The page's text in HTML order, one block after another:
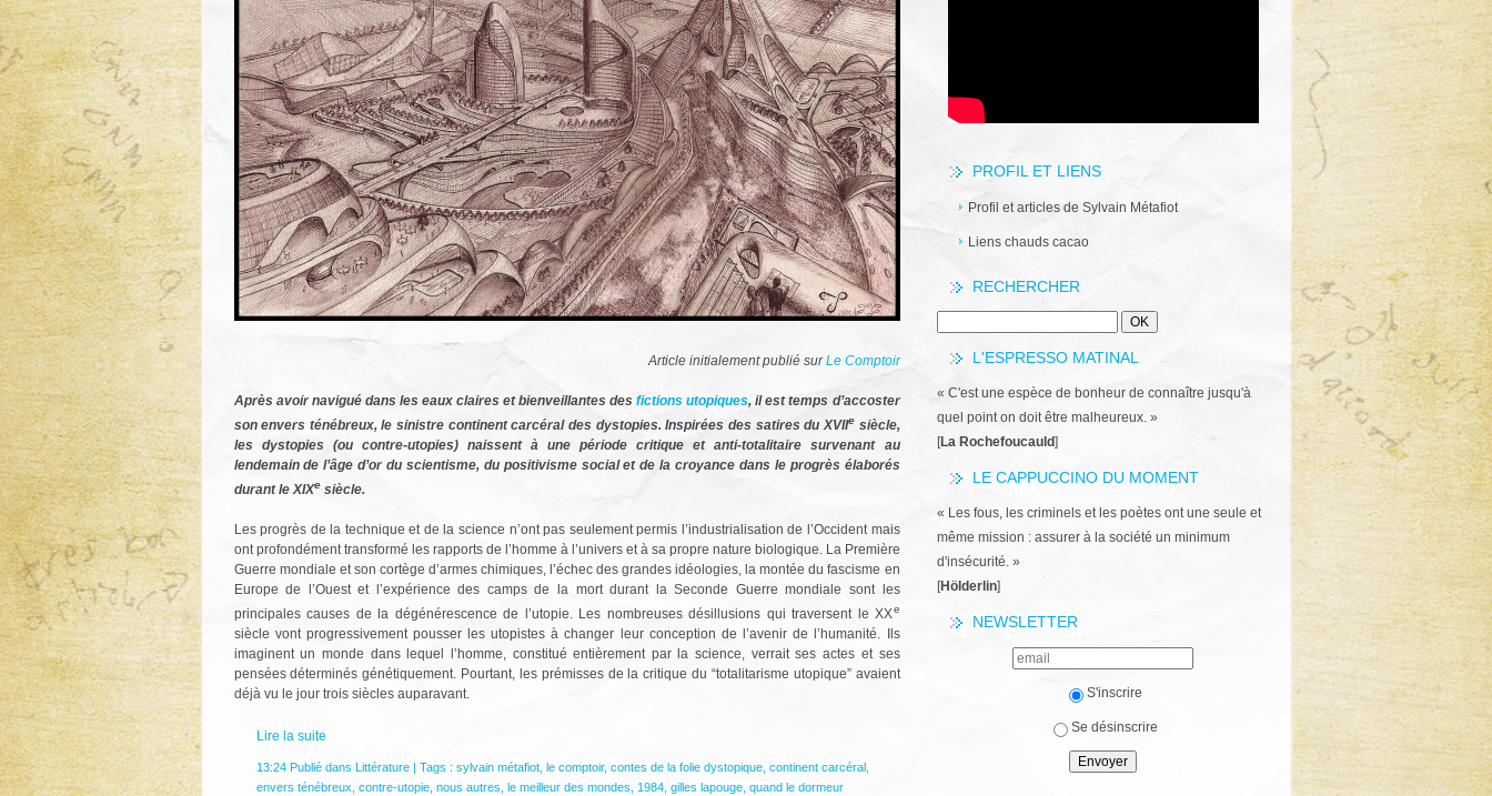
PROFIL ET LIENS
Profil et articles de Sylvain Métafiot
Liens chauds cacao
RECHERCHER
L'ESPRESSO MATINAL
« C'est une espèce de bonheur de connaître jusqu'à
quel point on doit être malheureux. »
[La Rochefoucauld]
LE CAPPUCCINO DU MOMENT
« Les fous, les criminels et les poètes ont une seule et
même mission : assurer à la société un minimum
d'insécurité. »
[Hölderlin]
NEWSLETTER
S'inscrire
Se désinscrire
Article initialement publié surLe Comptoir
Après avoir navigué dans les eaux claires et bienveillantes desfictions utopiques, il est temps d’accoster
son envers ténébreux, le sinistre continent carcéral des dystopies. Inspirées des satires du XVIIesiècle,
les dystopies (ou contre-utopies) naissent à une période critique et anti-totalitaire survenant au
lendemain de l’âge d’or du scientisme, du positivisme social et de la croyance dans le progrès élaborés
durant le XIXesiècle.
Les progrès de la technique et de la science n’ont pas seulement permis l’industrialisation de l’Occident mais
ont profondément transformé les rapports de l’homme à l’univers et à sa propre nature biologique. La Première
Guerre mondiale et son cortège d’armes chimiques, l’échec des grandes idéologies, la montée du fascisme en
Europe de l’Ouest et l’expérience des camps de la mort durant la Seconde Guerre mondiale sont les
principales causes de la dégénérescence de l’utopie. Les nombreuses désillusions qui traversent le XXe
siècle vont progressivement pousser les utopistes à changer leur conception de l’avenir de l’humanité. Ils
imaginent un monde dans lequel l’homme, constitué entièrement par la science, verrait ses actes et ses
pensées déterminés génétiquement. Pourtant, les prémisses de la critique du “totalitarisme utopique” avaient
déjà vu le jour trois siècles auparavant.
Lire la suite
13:24 Publié dans Littérature| Tags : sylvain métafiot, le comptoir, contes de la folie dystopique, continent carcéral,
envers ténébreux contre-utopie, nous autres le meilleur des mondes 1984, gilles lapouge, quand le dormeur